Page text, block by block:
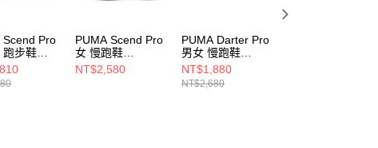
Scend Pro
跑步鞋
PUMA Scend Pro
女 慢跑鞋
37877627
NT$2,580
PUMA Darter Pro
男女 慢跑鞋
31015216
NT$1,880
NT$2,680